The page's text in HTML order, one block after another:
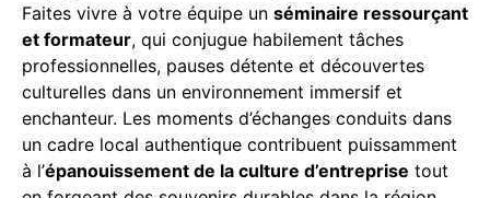
Faites vivre à votre équipe un séminaire ressourçant
et formateur, qui conjugue habilement tâches
professionnelles, pauses détente et découvertes
culturelles dans un environnement immersif et
enchanteur. Les moments d’échanges conduits dans
un cadre local authentique contribuent puissamment
à l’épanouissement de la culture d’entreprise tout